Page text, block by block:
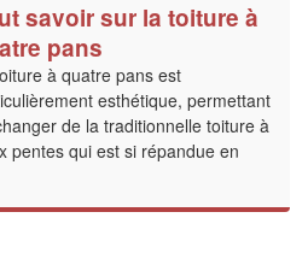
savoir sur la toiture à
pans
à quatre pans est
esthétique, permettant
de la traditionnelle toiture à
pentes qui est si répandue en